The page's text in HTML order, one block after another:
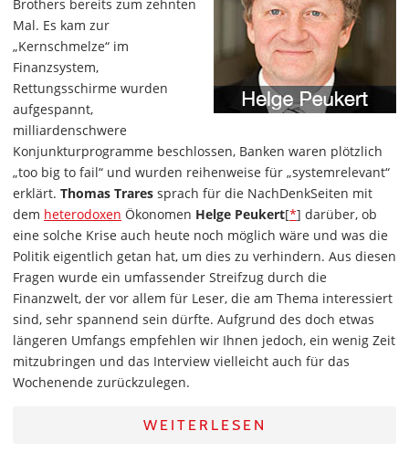
Brothers bereits zum zehnten
Mal. Es kam zur
„Kernschmelze“ im
Finanzsystem,
Rettungsschirme wurden
aufgespannt,
milliardenschwere
Konjunkturprogramme beschlossen, Banken waren plötzlich
„too big to fail“ und wurden reihenweise für „systemrelevant“
erklärt. Thomas Trares sprach für die NachDenkSeiten mit
dem heterodoxen Ökonomen Helge Peukert[*] darüber, ob
eine solche Krise auch heute noch möglich wäre und was die
Politik eigentlich getan hat, um dies zu verhindern. Aus diesen
Fragen wurde ein umfassender Streifzug durch die
Finanzwelt, der vor allem für Leser, die am Thema interessiert
sind, sehr spannend sein dürfte. Aufgrund des doch etwas
längeren Umfangs empfehlen wir Ihnen jedoch, ein wenig Zeit
mitzubringen und das Interview vielleicht auch für das
Wochenende zurückzulegen.
WEITERLESEN